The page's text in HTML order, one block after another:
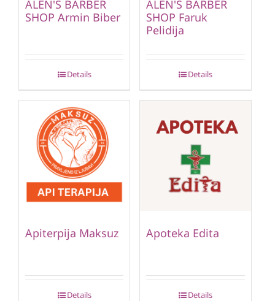
ALEN'S BARBER
SHOP Armin Biber
Details
ALEN'S BARBER
SHOP Faruk
Pelidija
Details
Apiterpija Maksuz
Details
Apoteka Edita
Details